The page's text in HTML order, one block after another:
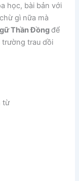
học, bài bản với
gì nữa mà
Thần Đồngđể
trau dồi
từ